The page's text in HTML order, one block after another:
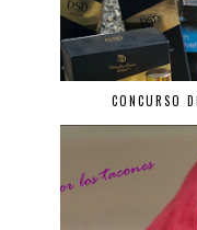
CONCURSO